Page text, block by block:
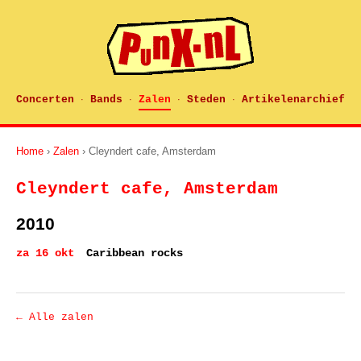
Concerten · Bands · Zalen · Steden · Artikelenarchief
Home › Zalen › Cleyndert cafe, Amsterdam
Cleyndert cafe, Amsterdam
2010
za 16 okt Caribbean rocks
← Alle zalen